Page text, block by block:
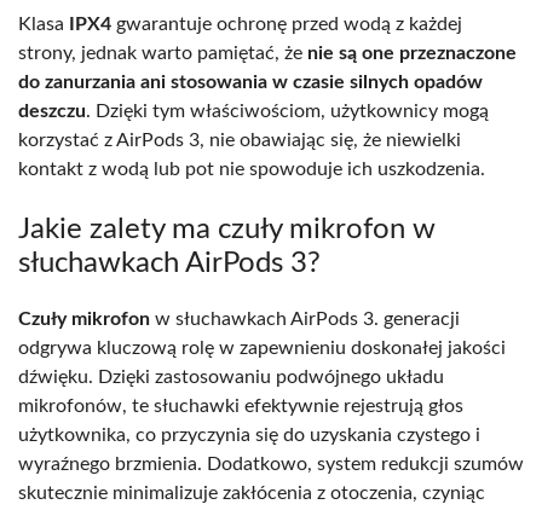
Klasa IPX4 gwarantuje ochronę przed wodą z każdej
strony, jednak warto pamiętać, że nie są one przeznaczone
do zanurzania ani stosowania w czasie silnych opadów
deszczu. Dzięki tym właściwościom, użytkownicy mogą
korzystać z AirPods 3, nie obawiając się, że niewielki
kontakt z wodą lub pot nie spowoduje ich uszkodzenia.
Jakie zalety ma czuły mikrofon w
słuchawkach AirPods 3?
Czuły mikrofon w słuchawkach AirPods 3. generacji
odgrywa kluczową rolę w zapewnieniu doskonałej jakości
dźwięku. Dzięki zastosowaniu podwójnego układu
mikrofonów, te słuchawki efektywnie rejestrują głos
użytkownika, co przyczynia się do uzyskania czystego i
wyraźnego brzmienia. Dodatkowo, system redukcji szumów
skutecznie minimalizuje zakłócenia z otoczenia, czyniąc